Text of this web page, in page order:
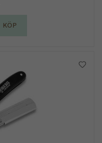
KÖP